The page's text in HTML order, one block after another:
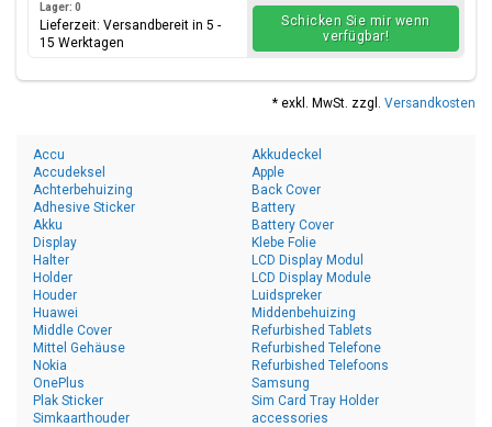
Lager: 0
Lieferzeit: Versandbereit in 5 -
15 Werktagen
Schicken Sie mir wenn
verfügbar!
* exkl. MwSt. zzgl. Versandkosten
Accu
Accudeksel
Achterbehuizing
Adhesive Sticker
Akku
Akkudeckel
Apple
Back Cover
Battery
Battery Cover
Display
Halter
Holder
Houder
Huawei
Klebe Folie
LCD Display Modul
LCD Display Module
Luidspreker
Middenbehuizing
Middle Cover
Mittel Gehäuse
Nokia
OnePlus
Plak Sticker
Refurbished Tablets
Refurbished Telefone
Refurbished Telefoons
Samsung
Sim Card Tray Holder
Simkaarthouder
accessories